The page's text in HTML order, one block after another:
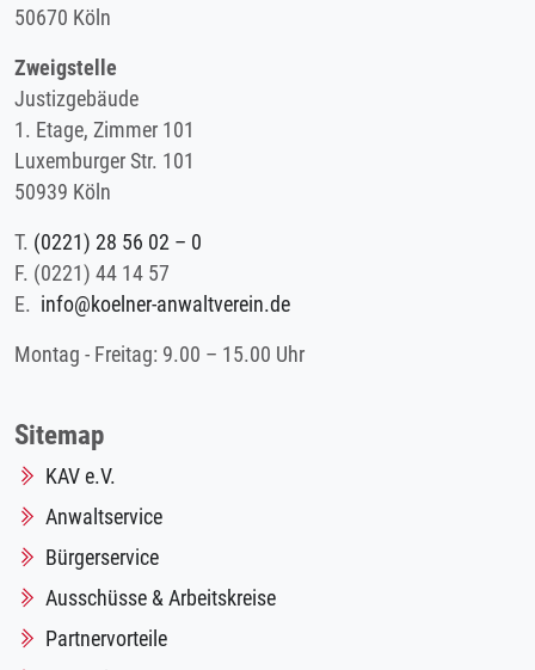
50670 Köln
Zweigstelle
Justizgebäude
1. Etage, Zimmer 101
Luxemburger Str. 101
50939 Köln
T. (0221) 28 56 02 – 0
F. (0221) 44 14 57
E. info@koelner-anwaltverein.de
Montag - Freitag: 9.00 – 15.00 Uhr
Sitemap
KAV e.V.
Anwaltservice
Bürgerservice
Ausschüsse & Arbeitskreise
Partnervorteile